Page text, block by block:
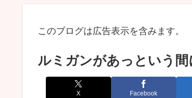
このブログは広告表示を含みます。
ルミガンがあっという
X Facebook